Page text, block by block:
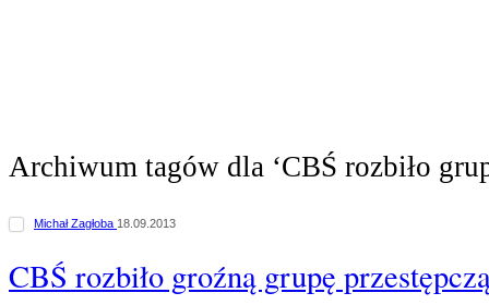
Archiwum tagów dla ‘CBŚ rozbiło
Michał Zagłoba 18.09.2013
CBŚ rozbiło groźną grupę